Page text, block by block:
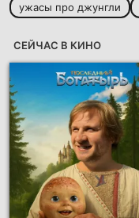
ужасы про джунгли
СЕЙЧАС В КИНО